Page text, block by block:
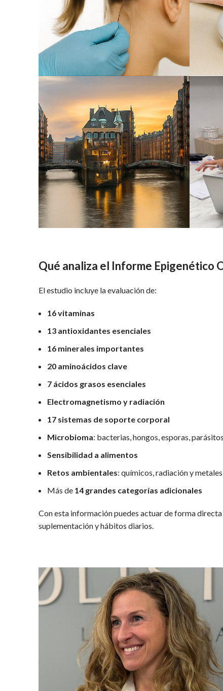
Qué analiza el Informe Epigenético
El estudio incluye la evaluación de:
16 vitaminas
13 antioxidantes esenciales
16 minerales importantes
20 aminoácidos clave
7 ácidos grasos esenciales
Electromagnetismo y radiación
17 sistemas de soporte corporal
Microbioma: bacterias, hongos, esporas,
Sensibilidad a alimentos
Retos ambientales: químicos, radiación y
Más de 14 grandes categorías adicionales
Con esta información puedes actuar de forma
suplementación y hábitos diarios.